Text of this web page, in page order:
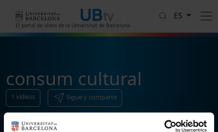
El portal de vídeo de la Universitat de Barcelona
ES
consum cultural
1 vídeos Sigue y comparte